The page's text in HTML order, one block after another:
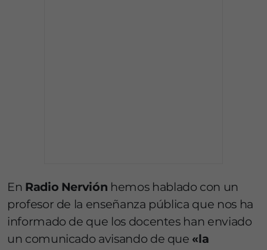
En Radio Nervión hemos hablado con un
profesor de la enseñanza pública que nos ha
informado de que los docentes han enviado
un comunicado avisando de que «la